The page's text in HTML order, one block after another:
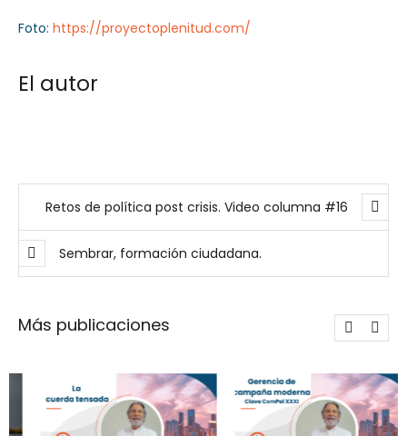
Foto: https://proyectoplenitud.com/
El autor
Retos de política post crisis. Video columna #16
Sembrar, formación ciudadana.
Más publicaciones